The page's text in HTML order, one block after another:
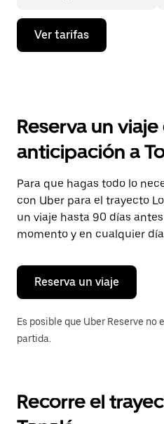
Presiona
flecha
el
y
selecciona
una
fecha.
Presiona
la
tecla Esc
para
el
calendario.
Ver tarifas
Reserva un viaje
anticipación a
Para que hagas todo lo
con Uber para el trayecto
un viaje hasta 90 días
momento y en cualquier
Reserva un viaje
Es posible que Uber Reserve no
partida.
Recorre el